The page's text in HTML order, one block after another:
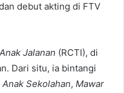
debut akting di FTV
Anak Jalanan (RCTI), di
Dari situ, ia bintangi
Anak Sekolahan, Mawar